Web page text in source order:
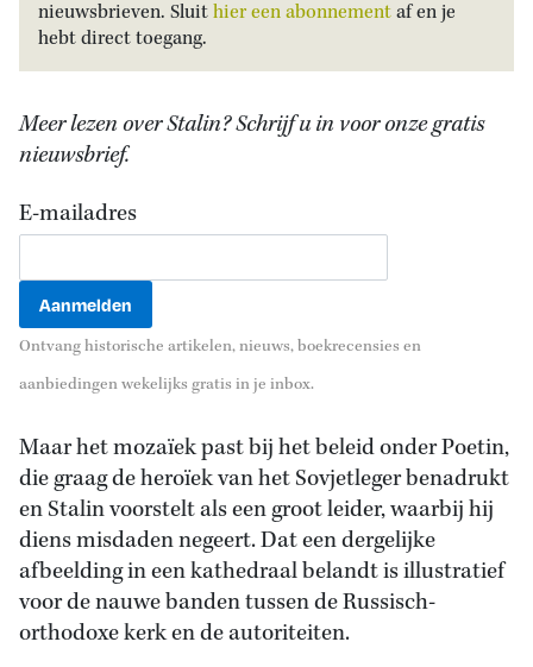
nieuwsbrieven. Sluithier een abonnementaf en je
hebt direct toegang.
Meer lezen over Stalin? Schrijf u in voor onze gratis
nieuwsbrief.
E-mailadres
Ontvang historische artikelen, nieuws, boekrecensies en
aanbiedingen wekelijks gratis in je inbox.
Maar het mozaïek past bij het beleid onder Poetin,
die graag de heroïek van het Sovjetleger benadrukt
en Stalin voorstelt als een groot leider, waarbij hij
diens misdaden negeert. Dat een dergelijke
afbeelding in een kathedraal belandt is illustratief
voor de nauwe banden tussen de Russisch-
orthodoxe kerk en de autoriteiten.